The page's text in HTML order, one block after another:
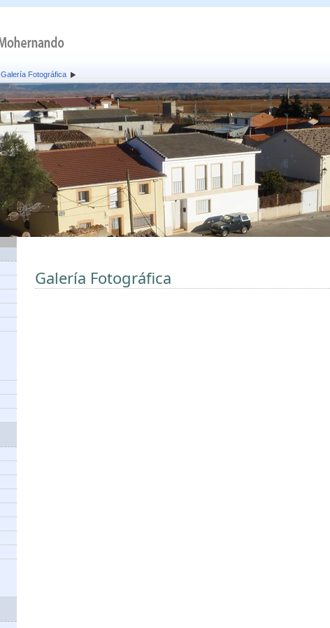
Galería Fotográfica
Galería Fotográfica